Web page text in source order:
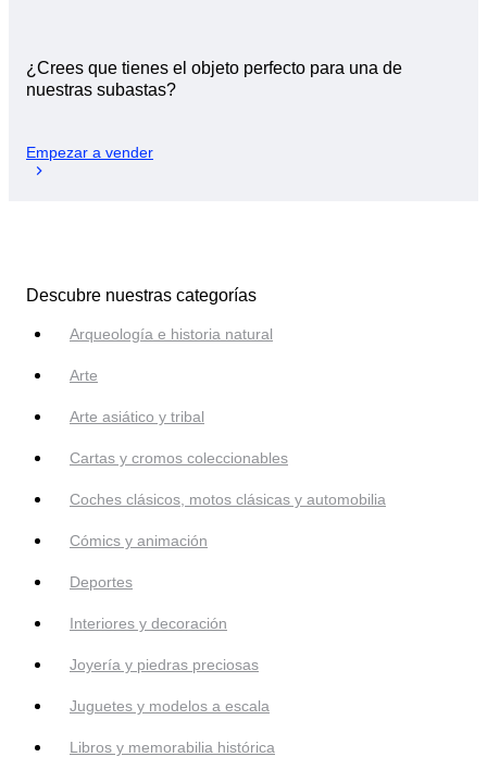
¿Crees que tienes el objeto perfecto para una de
nuestras subastas?
Empezar a vender
Descubre nuestras categorías
Arqueología e historia natural
Arte
Arte asiático y tribal
Cartas y cromos coleccionables
Coches clásicos, motos clásicas y automobilia
Cómics y animación
Deportes
Interiores y decoración
Joyería y piedras preciosas
Juguetes y modelos a escala
Libros y memorabilia histórica